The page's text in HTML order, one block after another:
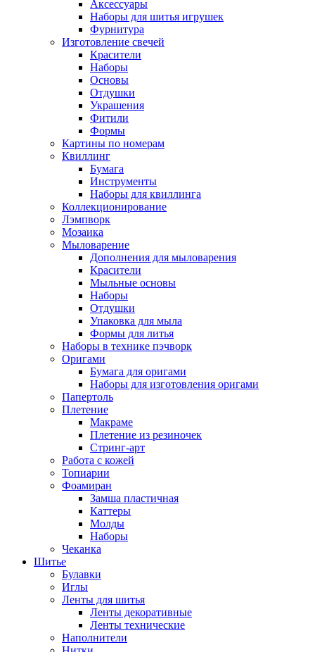
Аксессуары
Наборы для шитья игрушек
Фурнитура
Изготовление свечей
Красители
Наборы
Основы
Отдушки
Украшения
Фитили
Формы
Картины по номерам
Квиллинг
Бумага
Инструменты
Наборы для квиллинга
Коллекционирование
Лэмпворк
Мозаика
Мыловарение
Дополнения для мыловарения
Красители
Мыльные основы
Наборы
Отдушки
Упаковка для мыла
Формы для литья
Наборы в технике пэчворк
Оригами
Бумага для оригами
Наборы для изготовления оригами
Папертоль
Плетение
Макраме
Плетение из резиночек
Стринг-арт
Работа с кожей
Топиарии
Фоамиран
Замша пластичная
Каттеры
Молды
Наборы
Чеканка
Шитье
Булавки
Иглы
Ленты для шитья
Ленты декоративные
Ленты технические
Наполнители